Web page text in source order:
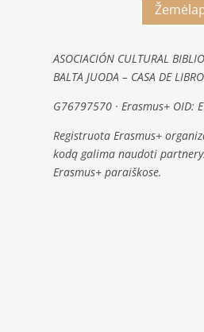
ASOCIACIÓN CULTURAL
BALTA JUODA – CASA DE
G76797570 · Erasmus+ OID:
Registruota Erasmus+
kodą galima naudoti
Erasmus+ paraiškose.